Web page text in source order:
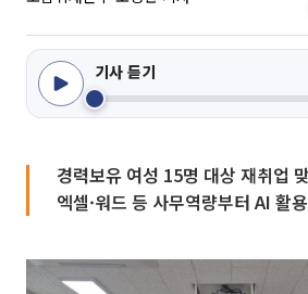
기사 듣기
경력보유 여성 15명 대상 재취업
엑셀·워드 등 사무역량부터 AI 활